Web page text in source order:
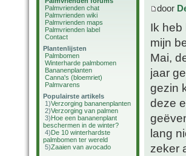
Palmvrienden chat
Palmvrienden wiki
Palmvrienden maps
Palmvrienden label
Contact
Plantenlijsten
Palmbomen
Winterharde palmbomen
Bananenplanten
Canna's (bloemriet)
Palmvarens
Populairste artikels
1)Verzorging bananenplanten
2)Verzorging van palmen
3)Hoe een bananenplant
beschermen in de winter?
4)De 10 winterhardste
palmbomen ter wereld
5)Zaaien van avocado
door
Ik heb
mijn
Mai,
jaar
gezin
deze
lang
zeker